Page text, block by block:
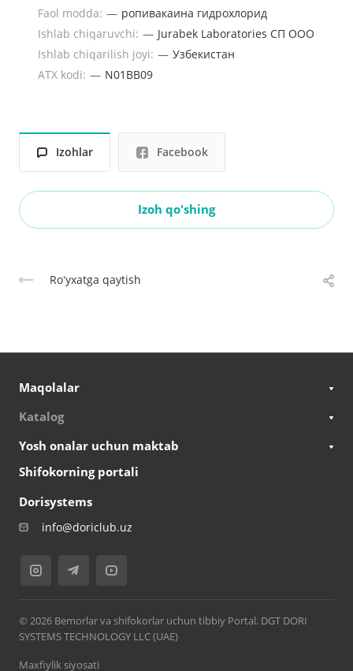
Faol modda: — ропивакаина гидрохлорид
Ishlab chiqaruvchi: — Jurabek Laboratories СП ООО
Ishlab chiqarilish joyi: — Узбекистан
ATX kodi: — N01BB09
Izohlar Facebook
Izoh qo'shing
Roʻyxatga qaytish
Maqolalar
Katalog
Yosh onalar uchun maktab
Shifokorning portali
Dorisystems
info@doriclub.uz
© 2026 Bemorlar va shifokorlar uchun tibbiy Portal. DGT DORI
SYSTEMS TECHNOLOGY LLC (UAE)
Maxfiylik siyosati